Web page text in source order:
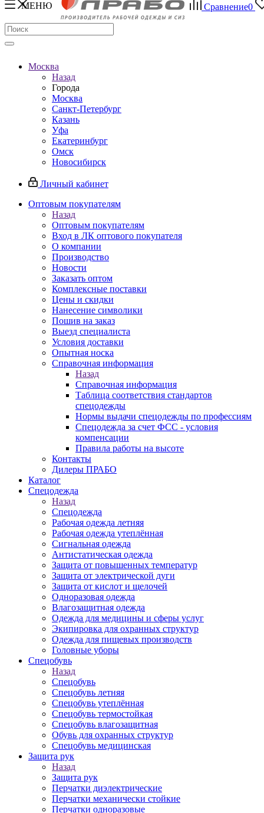
МЕНЮ Сравнение0
Москва
Назад
Города
Москва
Санкт-Петербург
Казань
Уфа
Екатеринбург
Омск
Новосибирск
Личный кабинет
Оптовым покупателям
Назад
Оптовым покупателям
Вход в ЛК оптового покупателя
О компании
Производство
Новости
Заказать оптом
Комплексные поставки
Цены и скидки
Нанесение символики
Пошив на заказ
Выезд специалиста
Условия доставки
Опытная носка
Справочная информация
Назад
Справочная информация
Таблица соответствия стандартов
спецодежды
Нормы выдачи спецодежды по профессиям
Спецодежда за счет ФСС - условия
компенсации
Правила работы на высоте
Контакты
Дилеры ПРАБО
Каталог
Спецодежда
Назад
Спецодежда
Рабочая одежда летняя
Рабочая одежда утеплённая
Сигнальная одежда
Антистатическая одежда
Защита от повышенных температур
Защита от электрической дуги
Защита от кислот и щелочей
Одноразовая одежда
Влагозащитная одежда
Одежда для медицины и сферы услуг
Экипировка для охранных структур
Одежда для пищевых производств
Головные уборы
Спецобувь
Назад
Спецобувь
Спецобувь летняя
Спецобувь утеплённая
Спецобувь термостойкая
Спецобувь влагозащитная
Обувь для охранных структур
Спецобувь медицинская
Защита рук
Назад
Защита рук
Перчатки диэлектрические
Перчатки механически стойкие
Перчатки одноразовые